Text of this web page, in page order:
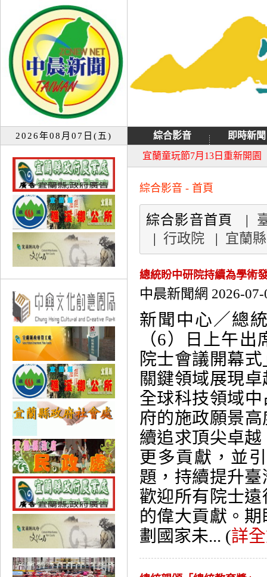
2026年08月07日(五) 綜合影音
即時新聞
宜蘭童玩節7月13日重新開園
大同音樂祭延期至8月9日禮
綜合影音 - 首頁
綜合影音首頁 |
| 行政院 | 宜蘭縣
總統盼中研院持續為學術
中晨新聞網 2026-07-
新聞中心／總
（6）日上午
院士會議開幕
關鍵領域展現
全球科技領域
府的施政願景
續追求頂尖卓
更多貢獻，並
題，持續提升
歡迎所有院士
的偉大貢獻。
劃國家未... (詳